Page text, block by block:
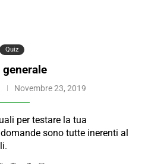
Quiz
generale
Novembre 23, 2019
per testare la tua
sono tutte inerenti al